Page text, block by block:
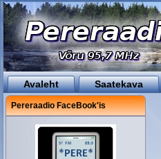
Avaleht Saatekava
Pereraadio FaceBook'is